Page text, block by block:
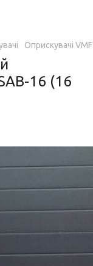
Оприскувачі VMF
16 (16